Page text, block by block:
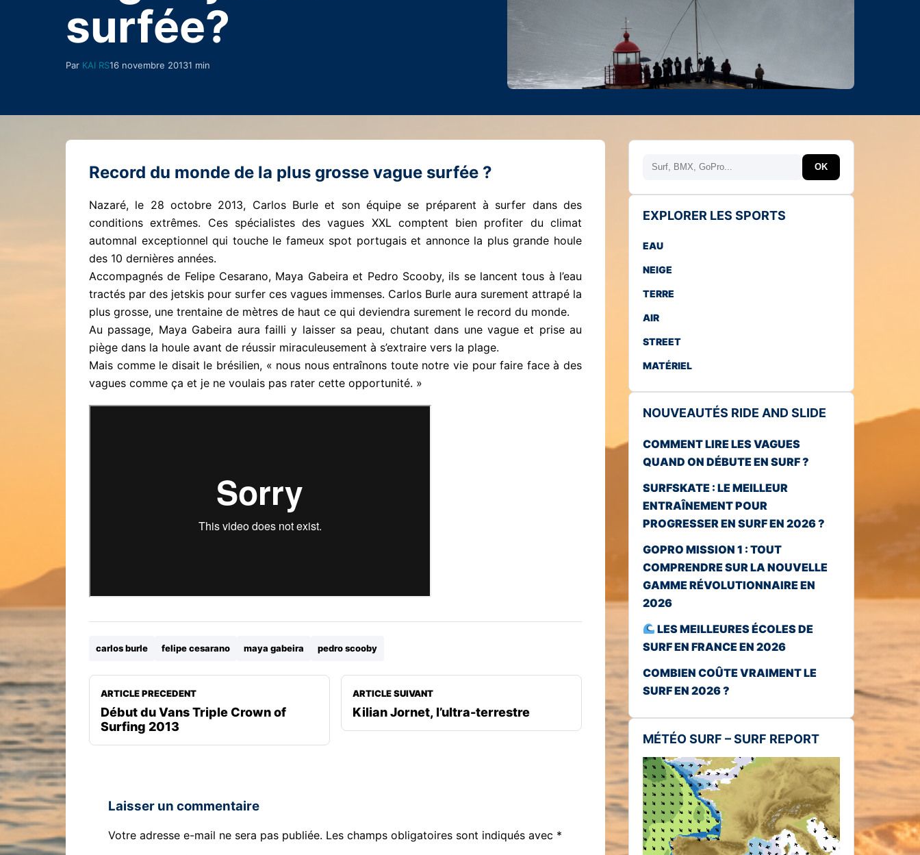
surfée?
Par KAI RS16 novembre 20131 min
Record du monde de la plus grosse vague surfée ?
Nazaré, le 28 octobre 2013, Carlos Burle et son équipe se préparent à surfer dans des
conditions extrêmes. Ces spécialistes des vagues XXL comptent bien profiter du climat
automnal exceptionnel qui touche le fameux spot portugais et annonce la plus grande houle
des 10 dernières années.
Accompagnés de Felipe Cesarano, Maya Gabeira et Pedro Scooby, ils se lancent tous à l’eau
tractés par des jetskis pour surfer ces vagues immenses. Carlos Burle aura surement attrapé la
plus grosse, une trentaine de mètres de haut ce qui deviendra surement le record du monde.
Au passage, Maya Gabeira aura failli y laisser sa peau, chutant dans une vague et prise au
piège dans la houle avant de réussir miraculeusement à s’extraire vers la plage.
Mais comme le disait le brésilien, « nous nous entraînons toute notre vie pour faire face à des
vagues comme ça et je ne voulais pas rater cette opportunité. »
carlos burle felipe cesarano maya gabeira pedro scooby
ARTICLE PRECEDENT
Début du Vans Triple Crown of
Surfing 2013
ARTICLE SUIVANT
Kilian Jornet, l’ultra-terrestre
Laisser un commentaire
Votre adresse e-mail ne sera pas publiée. Les champs obligatoires sont indiqués avec *
Rechercher OK
EXPLORER LES SPORTS
EAU
NEIGE
TERRE
AIR
STREET
MATÉRIEL
NOUVEAUTÉS RIDE AND SLIDE
COMMENT LIRE LES VAGUES
QUAND ON DÉBUTE EN SURF ?
SURFSKATE : LE MEILLEUR
ENTRAÎNEMENT POUR
PROGRESSER EN SURF EN 2026 ?
GOPRO MISSION 1 : TOUT
COMPRENDRE SUR LA NOUVELLE
GAMME RÉVOLUTIONNAIRE EN
2026
LES MEILLEURES ÉCOLES DE
SURF EN FRANCE EN 2026
COMBIEN COÛTE VRAIMENT LE
SURF EN 2026 ?
MÉTÉO SURF – SURF REPORT